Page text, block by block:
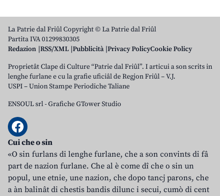
La Patrie dal Friûl Copyright © La Patrie dal Friûl
Partita IVA 01299830305
Redazion RSS/XML Pubblicità Privacy PolicyCookie Policy
Proprietât Clape di Culture “Patrie dal Friûl”. I articui a son scrits in
lenghe furlane e cu la grafie uficiâl de Regjon Friûl – V.J.
USPI – Union Stampe Periodiche Taliane
ENSOUL srl-Grafiche GTower Studio
Cui che o sin
«O sin furlans di lenghe furlane, che a son convints di fâ
part de nazion furlane. Che al è come dî che o sin un
popul, une etnie, une nazion, che dopo tancj parons, che
a àn balinât di chestis bandis dilunc i secui, cumò di cent